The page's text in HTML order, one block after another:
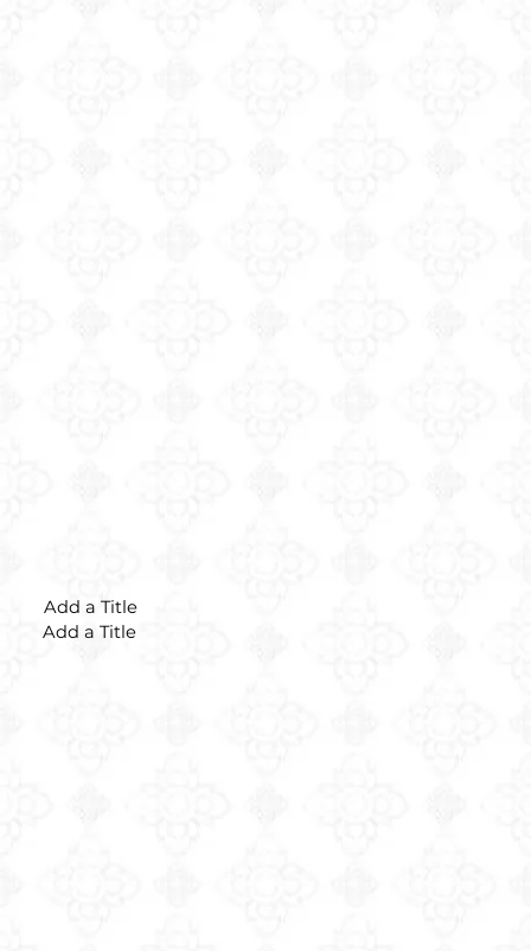
Add a Title
Add a Title